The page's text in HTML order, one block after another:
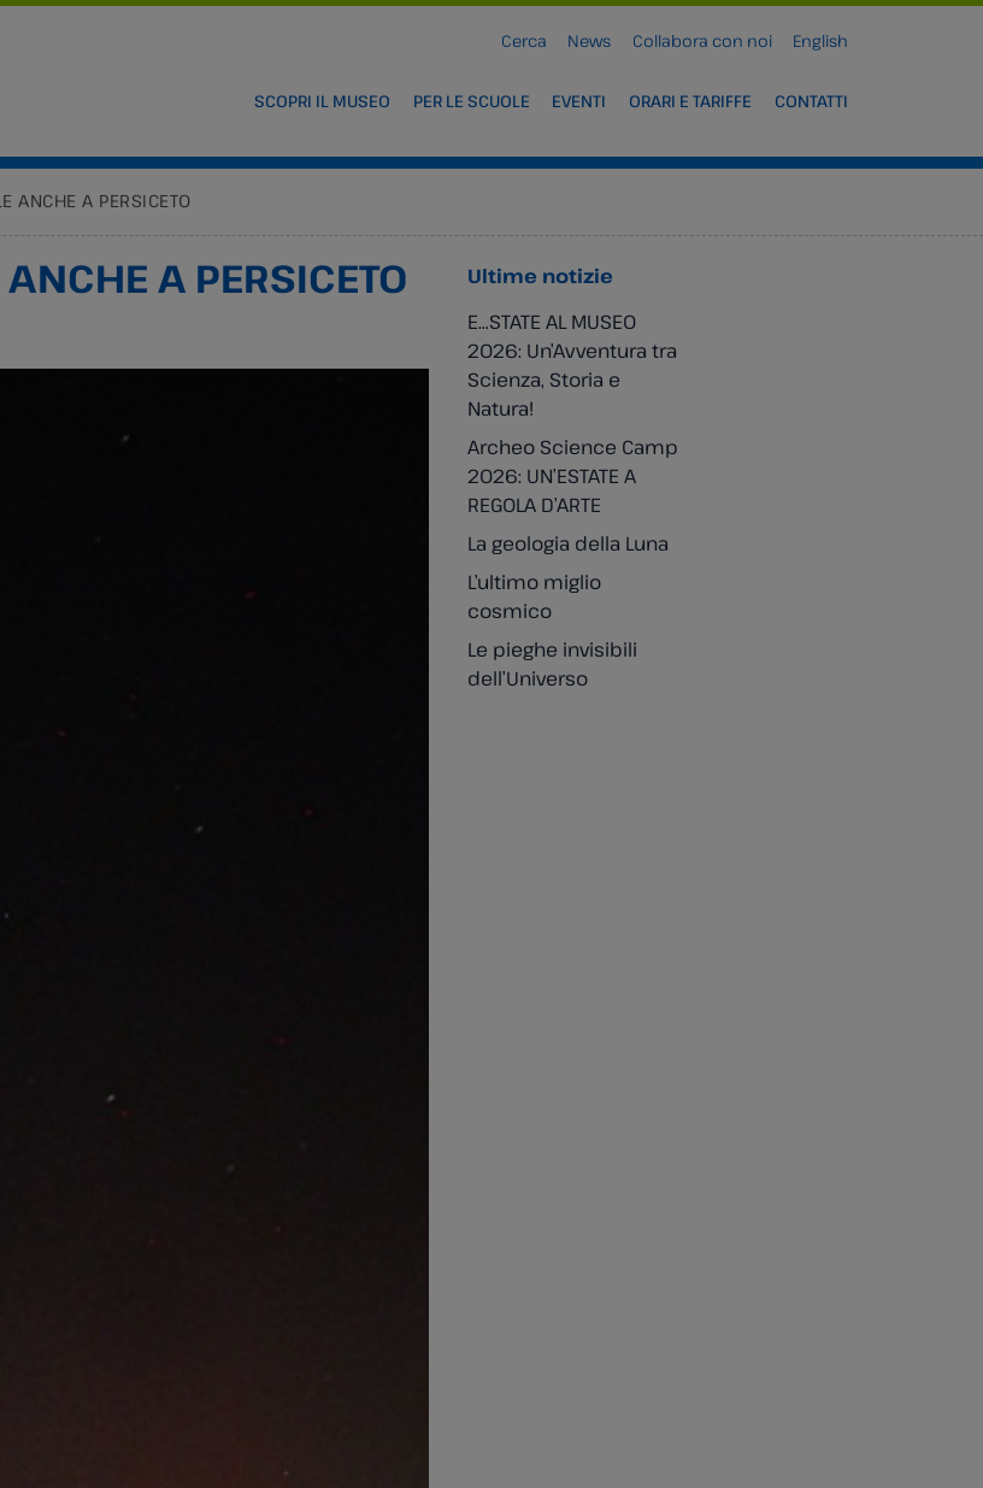
Cerca News Collabora con noi English
SCOPRI IL MUSEO PER LE SCUOLE EVENTI ORARI E TARIFFE CONTATTI
ANCHE A PERSICETO
A PERSICETO
Ultime notizie
E…STATE AL MUSEO
2026: Un’Avventura tra
Scienza, Storia e
Natura!
Archeo Science Camp
2026: UN’ESTATE A
REGOLA D’ARTE
La geologia della Luna
L’ultimo miglio
cosmico
Le pieghe invisibili
dell’Universo